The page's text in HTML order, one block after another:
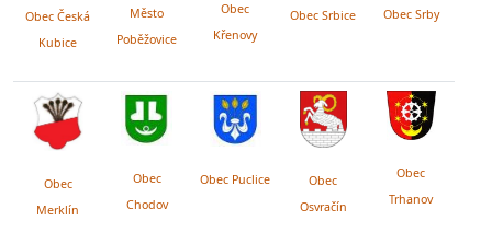
Obec Česká
Kubice
Město
Poběžovice
Obec
Křenovy
Obec Srbice Obec Srby
Obec
Merklín
Obec
Chodov
Obec Puclice
Obec
Osvračín
Obec
Trhanov